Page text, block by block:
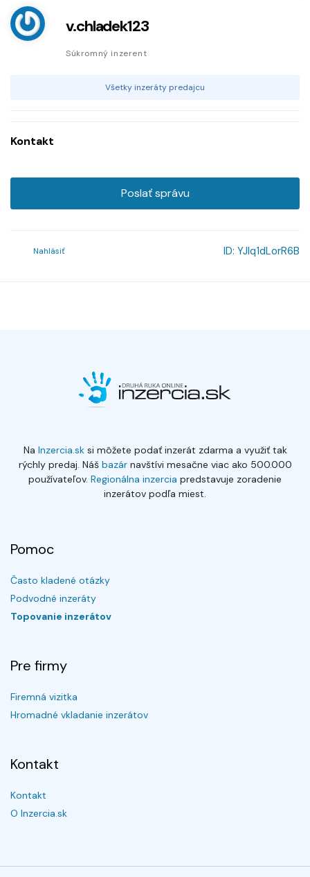
v.chladek123
Súkromný inzerent
Všetky inzeráty predajcu
Kontakt
Poslať správu
Nahlásiť ID: YJlq1dLorR6B
Na Inzercia.sksi môžete podať inzerát zdarma a využiť tak
rýchly predaj. Náš bazárnavštívi mesačne viac ako 500.000
používateľov. Regionálna inzercia predstavuje zoradenie
inzerátov podľa miest.
Pomoc
Často kladené otázky
Podvodné inzeráty
Topovanie inzerátov
Pre firmy
Firemná vizitka
Hromadné vkladanie inzerátov
Kontakt
Kontakt
O Inzercia.sk